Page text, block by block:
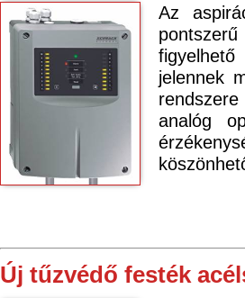
Az
jelennek
analóg
Új tűzvédő festék